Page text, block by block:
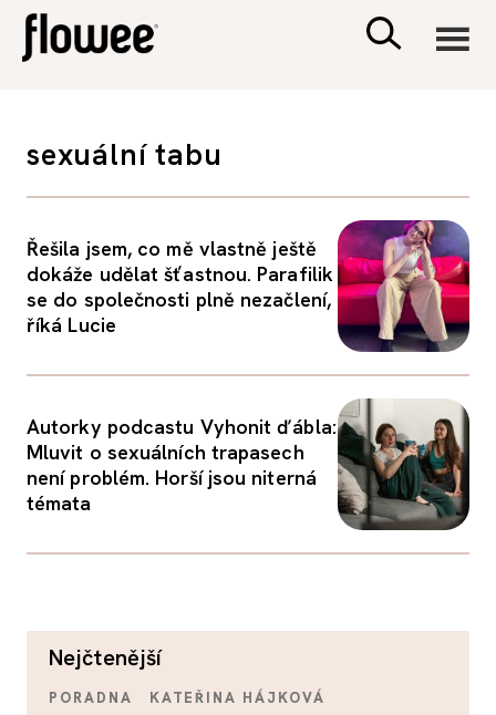
PSYCHOLOGIE
PORADNA
sexuální tabu
Řešila jsem, co mě vlastně ještě
dokáže udělat šťastnou. Parafilik
se do společnosti plně nezačlení,
říká Lucie
Autorky podcastu Vyhonit ďábla:
Mluvit o sexuálních trapasech
není problém. Horší jsou niterná
témata
nejčtenější
PORADNA KATEŘINA HÁJKOVÁ